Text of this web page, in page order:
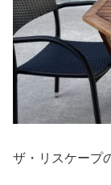
ザ・リスケープ